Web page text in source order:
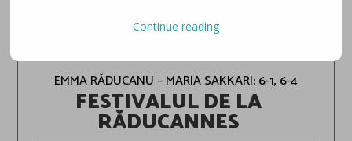
TENIS: US OPEN, FAZA PE TUȘĂ.
SEMIFINALE FEMININE
EMMA RĂDUCANU – MARIA SAKKARI: 6-1, 6-4
FESTIVALUL DE LA
RĂDUCANNES
Continue reading